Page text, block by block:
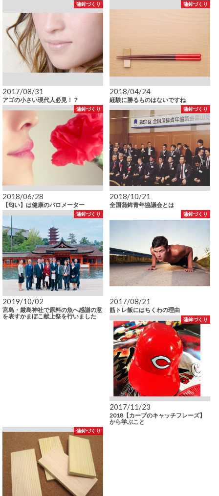
蒲鉾づくり
2017/08/31
アゴの小さい現代人必見！？
蒲鉾づくり
2018/04/24
経験に勝るものはないですね
蒲鉾づくり
2018/06/28
【匂い】は健康のバロメーター
蒲鉾づくり
2018/10/21
全国蒲鉾青年協議会とは
蒲鉾づくり
2019/10/02
宮島・厳島神社で原料の魚へ感謝の意
を表すかまぼこ献上祭を行いました
蒲鉾づくり
2017/08/21
筋トレ飯にはちくわの理由
蒲鉾づくり
2017/11/23
2018【カープのキャッチフレーズ】
から学ぶこと
蒲鉾づくり